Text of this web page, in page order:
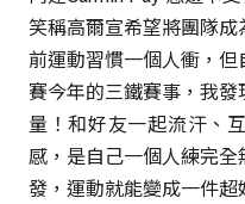
笑稱高爾宣希望將團隊
前運動習慣一個人衝，
賽今年的三鐵賽事，我
量！和好友一起流汗、
感，是自己一個人練完
發，運動就能變成一件超